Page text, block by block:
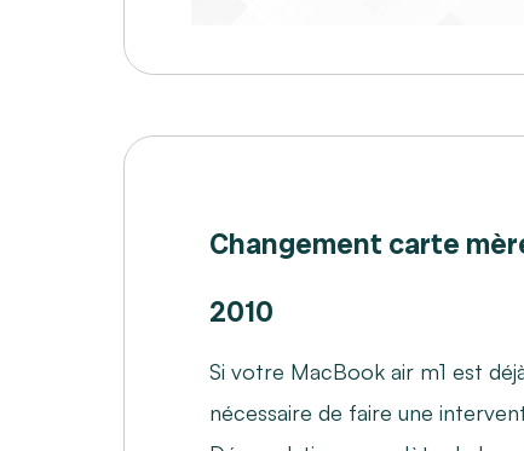
Changement carte
2010
Si votre MacBook air m1 est
nécessaire de faire une